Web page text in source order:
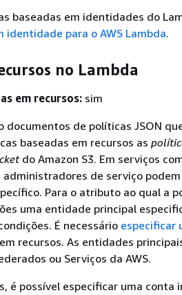
baseadas em identidades do
identidade para o AWS Lambda.
no Lambda
em recursos: sim
documentos de políticas JSON
baseadas em recursos as
do Amazon S3. Em serviços
de serviço
Para o atributo ao qual a
uma entidade principal
É necessário especificar
recursos. As entidades
ou Serviços da AWS.
é possível especificar uma conta